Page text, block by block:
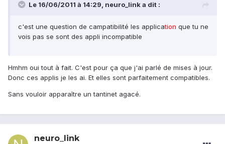
Le 16/06/2011 à 14:29, neuro_link a dit :
c'est une question de campatibilité les application que tu ne
vois pas se sont des appli incompatible
Hmhm oui tout à fait. C'est pour ça que j'ai parlé de mises à jour.
Donc ces applis je les ai. Et elles sont parfaitement compatibles.
Sans vouloir apparaître un tantinet agacé.
neuro_link